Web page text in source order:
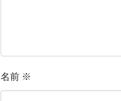
名前 ※